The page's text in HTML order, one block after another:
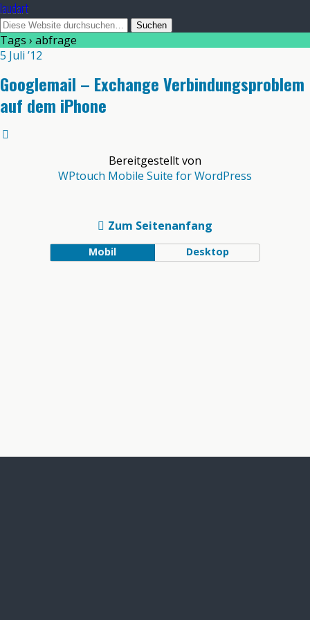
laudart
Tags › abfrage
5 Juli ’12
Googlemail – Exchange Verbindungsproblem
auf dem iPhone
Bereitgestellt von
WPtouch Mobile Suite for WordPress
Zum Seitenanfang
Mobil Desktop